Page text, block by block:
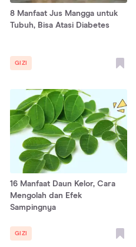
8 Manfaat Jus Mangga untuk
Tubuh, Bisa Atasi Diabetes
GIZI
16 Manfaat Daun Kelor, Cara
Mengolah dan Efek
Sampingnya
GIZI